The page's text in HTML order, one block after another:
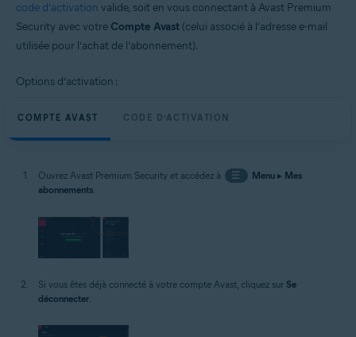
code d’activation valide, soit en vous connectant à Avast Premium
Security avec votre Compte Avast (celui associé à l’adresse e-mail
utilisée pour l’achat de l’abonnement).
Options d’activation :
COMPTE AVAST CODE D’ACTIVATION
Ouvrez Avast Premium Security et accédez à ☰ Menu▸ Mes
abonnements.
Si vous êtes déjà connecté à votre compte Avast, cliquez sur Se
déconnecter.